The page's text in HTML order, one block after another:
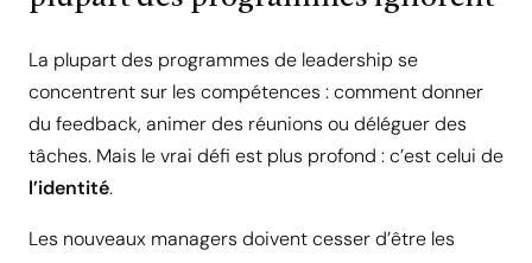
La plupart des programmes de leadership se
concentrent sur les compétences : comment donner
du feedback, animer des réunions ou déléguer des
tâches. Mais le vrai défi est plus profond : c’est celui de
l’identité.
Les nouveaux managers doivent cesser d’être les